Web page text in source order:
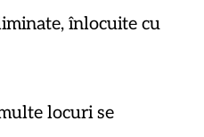
înlocuite cu
locuri se